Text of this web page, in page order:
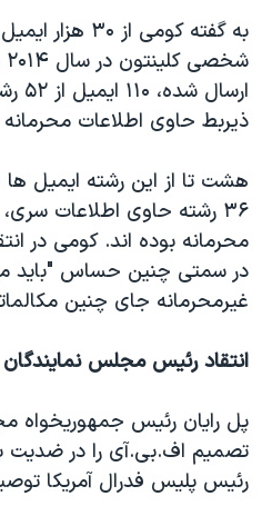
به گفته کومی
ذیربط حاوی اطلاعات
هشت تا از این رشته ایمیل
۳۶ رشته حاوی اطلاعات
محرمانه بوده اند. کومی در
در سمتی چنین حساس "باید
غیرمحرمانه جای چنین
انتقاد رئیس مجلس نمایندگان
پل رایان رئیس جمهوریخواه
تصمیم اف.بی.آی را در ضدیت
رئیس پلیس فدرال آمریکا